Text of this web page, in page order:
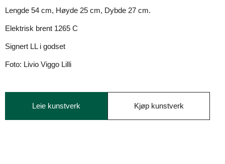
Lengde 54 cm, Høyde 25 cm, Dybde 27 cm.
Elektrisk brent 1265 C
Signert LL i godset
Foto: Livio Viggo Lilli
Leie kunstverk Kjøp kunstverk